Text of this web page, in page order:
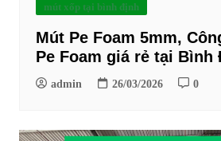
mút xốp tại bình định
Mút Pe Foam 5mm,
Pe Foam giá rẻ tại Bình
admin 26/03/2026 0